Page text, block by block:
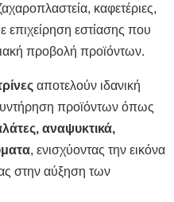
καφετέριες,
επιχείρηση εστίασης που
προβολή προϊόντων.
αποτελούν ιδανική
προϊόντων όπως
αναψυκτικά,
, ενισχύοντας την εικόνα
στην αύξηση των